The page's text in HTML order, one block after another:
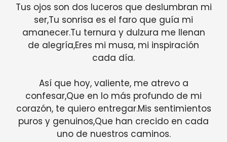
Tus ojos son dos luceros que deslumbran mi
ser,Tu sonrisa es el faro que guía mi
amanecer.Tu ternura y dulzura me llenan
de alegría,Eres mi musa, mi inspiración
cada día.
Así que hoy, valiente, me atrevo a
confesar,Que en lo más profundo de mi
corazón, te quiero entregar.Mis sentimientos
puros y genuinos,Que han crecido en cada
uno de nuestros caminos.